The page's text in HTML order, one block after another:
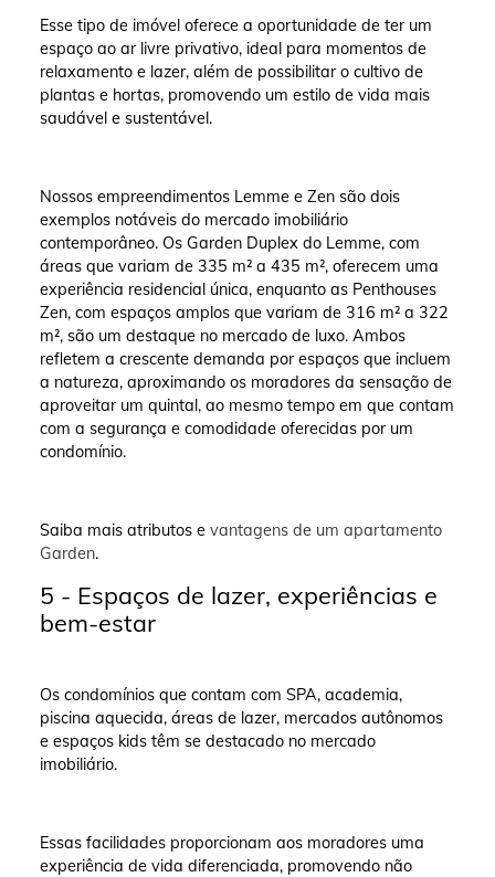
Esse tipo de imóvel oferece a oportunidade de ter um
espaço ao ar livre privativo, ideal para momentos de
relaxamento e lazer, além de possibilitar o cultivo de
plantas e hortas, promovendo um estilo de vida mais
saudável e sustentável.
Nossos empreendimentos Lemme e Zen são dois
exemplos notáveis do mercado imobiliário
contemporâneo. Os Garden Duplex do Lemme, com
áreas que variam de 335 m² a 435 m², oferecem uma
experiência residencial única, enquanto as Penthouses
Zen, com espaços amplos que variam de 316 m² a 322
m², são um destaque no mercado de luxo. Ambos
refletem a crescente demanda por espaços que incluem
a natureza, aproximando os moradores da sensação de
aproveitar um quintal, ao mesmo tempo em que contam
com a segurança e comodidade oferecidas por um
condomínio.
Saiba mais atributos e vantagens de um apartamento
Garden.
5 - Espaços de lazer, experiências e
bem-estar
Os condomínios que contam com SPA, academia,
piscina aquecida, áreas de lazer, mercados autônomos
e espaços kids têm se destacado no mercado
imobiliário.
Essas facilidades proporcionam aos moradores uma
experiência de vida diferenciada, promovendo não